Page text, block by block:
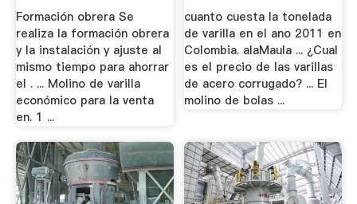
Formación obrera Se
realiza la formación obrera
y la instalación y ajuste al
mismo tiempo para ahorrar
el . ... Molino de varilla
económico para la venta
en. 1 ...
cuanto cuesta la tonelada
de varilla en el ano 2011 en
Colombia. alaMaula ... ¿Cual
es el precio de las varillas
de acero corrugado? ... El
molino de bolas ...